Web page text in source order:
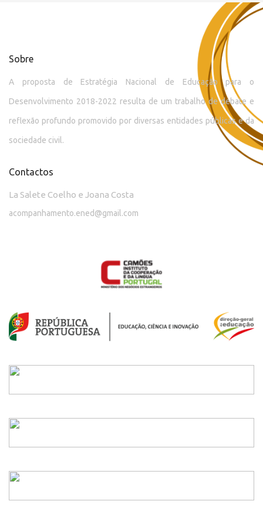
Sobre
A proposta de Estratégia Nacional de Educação para o
Desenvolvimento 2018-2022 resulta de um trabalho de debate e
reflexão profundo promovido por diversas entidades públicas e da
sociedade civil.
Contactos
La Salete Coelho e Joana Costa
acompanhamento.ened@gmail.com